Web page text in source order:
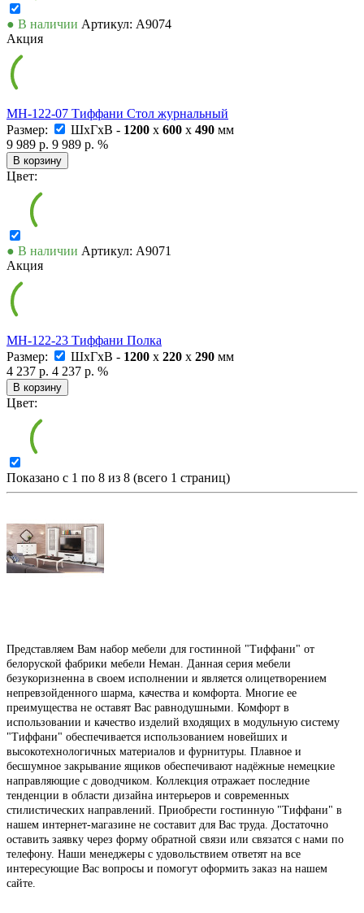
● В наличии Артикул: А9074
Акция
МН-122-07 Тиффани Стол журнальный
Размер:
ШxГxВ - 1200 x 600 x 490 мм
9 989 р. 9 989 р. %
В корзину
Цвет:
● В наличии Артикул: А9071
Акция
МН-122-23 Тиффани Полка
Размер:
ШxГxВ - 1200 x 220 x 290 мм
4 237 р. 4 237 р. %
В корзину
Цвет:
Показано с 1 по 8 из 8 (всего 1 страниц)
Представляем Вам набор мебели для гостинной "Тиффани" от
белоруской фабрики мебели Неман. Данная серия мебели
безукоризненна в своем исполнении и является олицетворением
непревзойденного шарма, качества и комфорта. Многие ее
преимущества не оставят Вас равнодушными. Комфорт в
использовании и качество изделий входящих в модульную систему
"Тиффани" обеспечивается использованием новейших и
высокотехнологичных материалов и фурнитуры. Плавное и
бесшумное закрывание ящиков обеспечивают надёжные немецкие
направляющие с доводчиком. Коллекция отражает последние
тенденции в области дизайна интерьеров и современных
стилистических направлений. Приобрести гостинную "Тиффани" в
нашем интернет-магазине не составит для Вас труда. Достаточно
оставить заявку через форму обратной связи или связатся с нами по
телефону. Наши менеджеры с удовольствием ответят на все
интересующие Вас вопросы и помогут оформить заказ на нашем
сайте.